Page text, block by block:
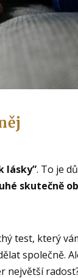
lásky”. To je
skutečně
test, který
společně.